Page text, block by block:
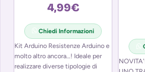
4,99€
Chiedi Informazioni
Kit Arduino Resistenze Arduino e
molto altro ancora…! Ideale per
realizzare diverse tipologie di